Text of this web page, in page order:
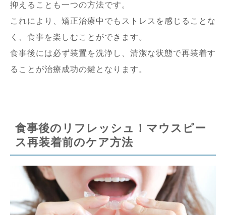
抑えることも一つの方法です。
これにより、矯正治療中でもストレスを感じることな
く、食事を楽しむことができます。
食事後には必ず装置を洗浄し、清潔な状態で再装着す
ることが治療成功の鍵となります。
食事後のリフレッシュ！マウスピー
ス再装着前のケア方法